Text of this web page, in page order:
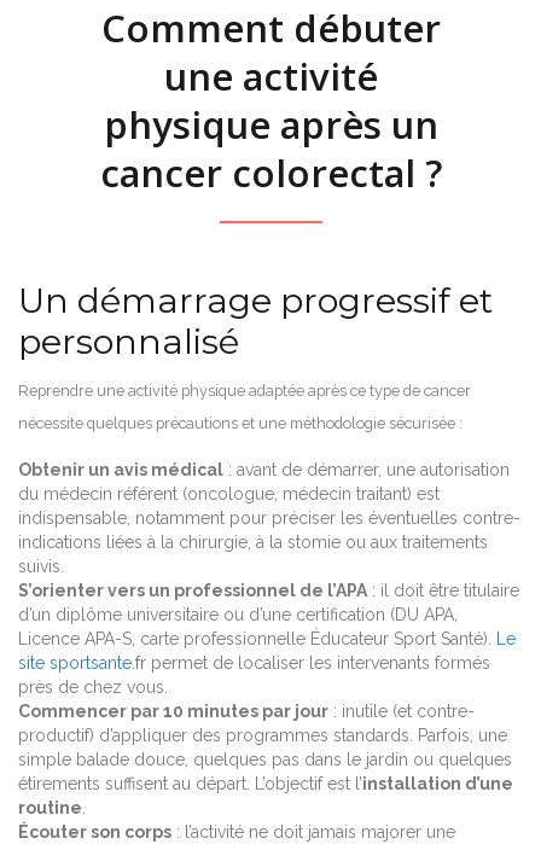
Comment débuter
une activité
physique après un
cancer colorectal ?
Un démarrage progressif et
personnalisé
Reprendre une activité physique adaptée après ce type de cancer
nécessite quelques précautions et une méthodologie sécurisée :
Obtenir un avis médical : avant de démarrer, une autorisation
du médecin référent (oncologue, médecin traitant) est
indispensable, notamment pour préciser les éventuelles contre-
indications liées à la chirurgie, à la stomie ou aux traitements
suivis.
S’orienter vers un professionnel de l’APA : il doit être titulaire
d’un diplôme universitaire ou d’une certification (DU APA,
Licence APA-S, carte professionnelle Éducateur Sport Santé).
Le
site sportsante.fr permet de localiser les intervenants formés
près de chez vous.
Commencer par 10 minutes par jour : inutile (et contre-
productif) d’appliquer des programmes standards. Parfois, une
simple balade douce, quelques pas dans le jardin ou quelques
étirements suffisent au départ. L’objectif est l’installation d’une
routine
Écouter son corps : l’activité ne doit jamais majorer une